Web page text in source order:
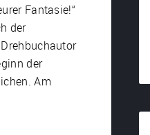
Fantasie!“
der
der
Am